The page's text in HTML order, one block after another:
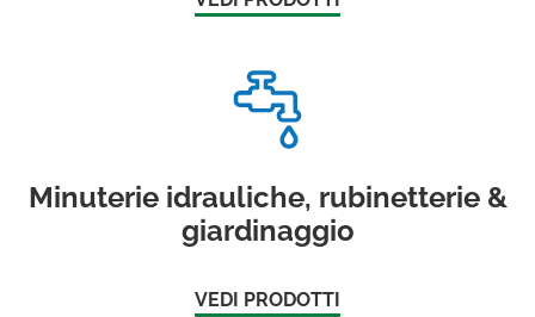
Minuterie idrauliche, rubinetterie &
giardinaggio
VEDI PRODOTTI